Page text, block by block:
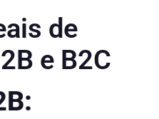
de
e B2C